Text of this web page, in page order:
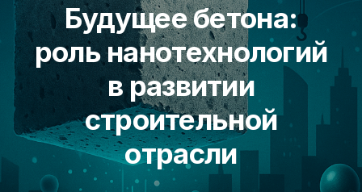
Будущее бетона:
роль нанотехнологий
в развитии
строительной
отрасли